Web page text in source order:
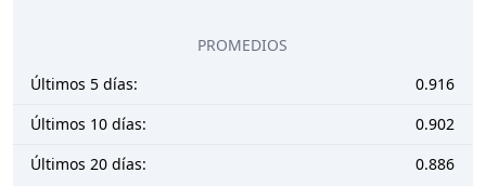
PROMEDIOS
Últimos 5 días:
0.916
Últimos 10 días:
0.902
Últimos 20 días:
0.886